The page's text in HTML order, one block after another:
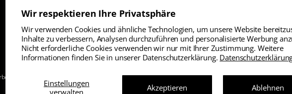
Wir respektieren Ihre Privatsphäre
Wir verwenden Cookies und ähnliche Technologien, um unsere Website
Inhalte zu verbessern, Analysen durchzuführen und personalisierte Werbung
Nicht erforderliche Cookies verwenden wir nur mit Ihrer Zustimmung. Weitere
Informationen finden Sie in unserer Datenschutzerklärung.
Einstellungen
verwalten
Akzeptieren Ablehnen
Vertrag
widerrufen
Siehe unsere Nutzungsbedingungen und Datenschutzhinweise.